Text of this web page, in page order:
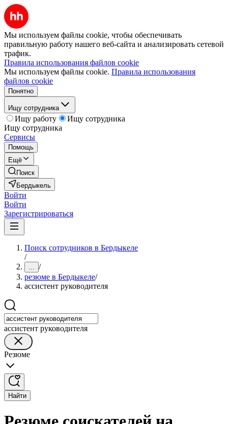
Мы используем файлы cookie, чтобы обеспечивать
правильную работу нашего веб-сайта и анализировать сетевой
трафик.
Правила использования файлов cookie
Мы используем файлы cookie. Правила использования
файлов cookie
Понятно
Ищу сотрудника
Ищу работу
Ищу сотрудника
Ищу сотрудника
Сервисы
Помощь
Ещё
Поиск
Бердыкель
Войти
Войти
Зарегистрироваться
Поиск сотрудников в Бердыкеле
/
... /
резюме в Бердыкеле/
ассистент руководителя
ассистент руководителя
Резюме
Найти